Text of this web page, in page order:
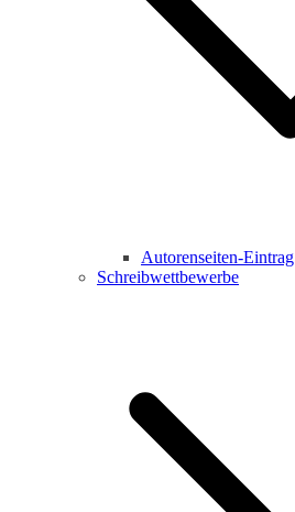
Autorenseiten-Eintrag
Schreibwettbewerbe